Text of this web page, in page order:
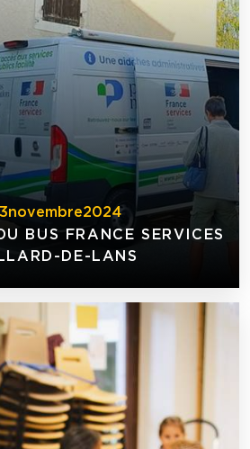
novembre2024
BUS FRANCE SERVICES
DE-LANS